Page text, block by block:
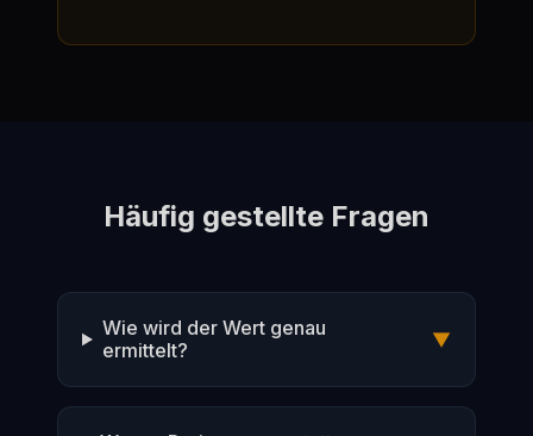
Häufig gestellte Fragen
Wie wird der Wert genau
ermittelt?
▼